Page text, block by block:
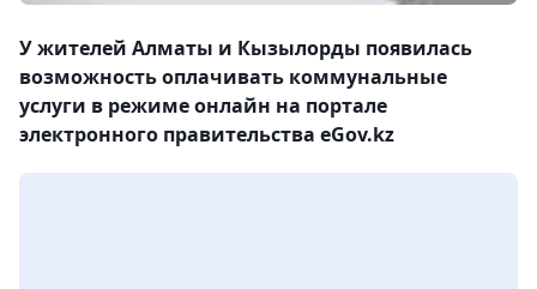
У жителей Алматы и Кызылорды появилась
возможность оплачивать коммунальные
услуги в режиме онлайн на портале
электронного правительства eGov.kz